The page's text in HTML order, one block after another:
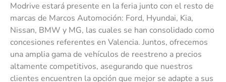
Modrive estará presente en la feria junto con el resto de
marcas de Marcos Automoción: Ford, Hyundai, Kia,
Nissan, BMW y MG, las cuales se han consolidado como
concesiones referentes en Valencia. Juntos, ofrecemos
una amplia gama de vehículos de reestreno a precios
altamente competitivos, asegurando que nuestros
clientes encuentren la opción que mejor se adapte a sus